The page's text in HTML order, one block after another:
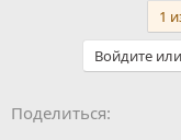
:
1
Войдите
Поделиться: